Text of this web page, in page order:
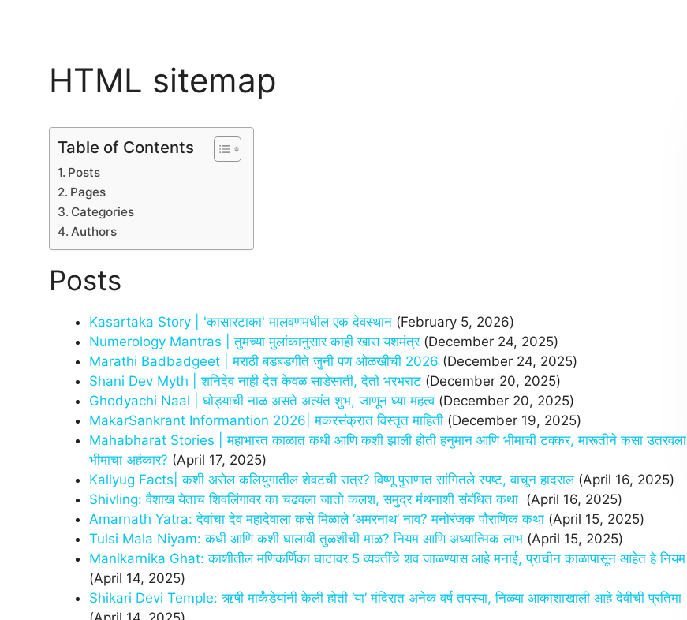
HTML sitemap
Table of Contents
Posts
Pages
Categories
Authors
Posts
Kasartaka Story | 'कासारटाका' मालवणमधील एक देवस्थान (February 5, 2026)
Numerology Mantras | तुमच्या मुलांकानुसार काही खास यशमंत्र (December 24, 2025)
Marathi Badbadgeet | मराठी बडबडगीते जुनी पण ओळखीची 2026 (December 24, 2025)
Shani Dev Myth | शनिदेव नाही देत केवळ साडेसाती, देतो भरभराट (December 20, 2025)
Ghodyachi Naal | घोड्याची नाळ असते अत्यंत शुभ, जाणून घ्या महत्व (December 20, 2025)
MakarSankrant Informantion 2026| मकरसंक्रात विस्तृत माहिती (December 19, 2025)
Mahabharat Stories | महाभारत काळात कधी आणि कशी झाली होती हनुमान आणि भीमाची टक्कर, मारूतीने कसा उतरवला
भीमाचा अहंकार? (April 17, 2025)
Kaliyug Facts| कशी असेल कलियुगातील शेवटची रात्र? विष्णू पुराणात सांगितले स्पष्ट, वाचून हादराल (April 16, 2025)
Shivling: वैशाख येताच शिवलिंगावर का चढवला जातो कलश, समुद्र मंथनाशी संबंधित कथा (April 16, 2025)
Amarnath Yatra: देवांचा देव महादेवाला कसे मिळाले ‘अमरनाथ’ नाव? मनोरंजक पौराणिक कथा (April 15, 2025)
Tulsi Mala Niyam: कधी आणि कशी घालावी तुळशीची माळ? नियम आणि अध्यात्मिक लाभ (April 15, 2025)
Manikarnika Ghat: काशीतील मणिकर्णिका घाटावर 5 व्यक्तींचे शव जाळण्यास आहे मनाई, प्राचीन काळापासून आहेत हे नियम
(April 14, 2025)
Shikari Devi Temple: ऋषी मार्कंडेयांनी केली होती ‘या’ मंदिरात अनेक वर्ष तपस्या, निळ्या आकाशाखाली आहे देवीची प्रतिमा